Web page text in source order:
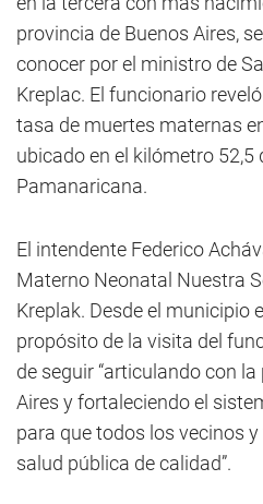
provincia de Buenos Aires,
conocer por el ministro de
Kreplac. El funcionario
tasa de muertes maternas
ubicado en el kilómetro 52,5
Pamanaricana.
El intendente Federico
Materno Neonatal Nuestra
Kreplak. Desde el municipio
propósito de la visita del
de seguir “articulando con
Aires y fortaleciendo el
para que todos los vecinos
salud pública de calidad”.